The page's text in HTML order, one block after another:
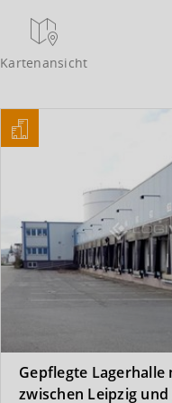
Kartenansicht
Gepflegte
zwischen Leipzig